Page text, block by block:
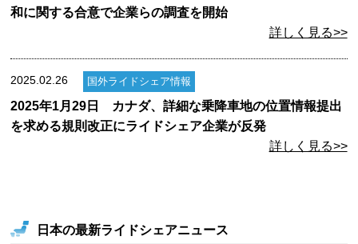
和に関する合意で企業らの調査を開始
詳しく見る>>
2025.02.26 国外ライドシェア情報
2025年1月29日 カナダ、詳細な乗降車地の位置情報提出
を求める規則改正にライドシェア企業が反発
詳しく見る>>
日本の最新ライドシェアニュース